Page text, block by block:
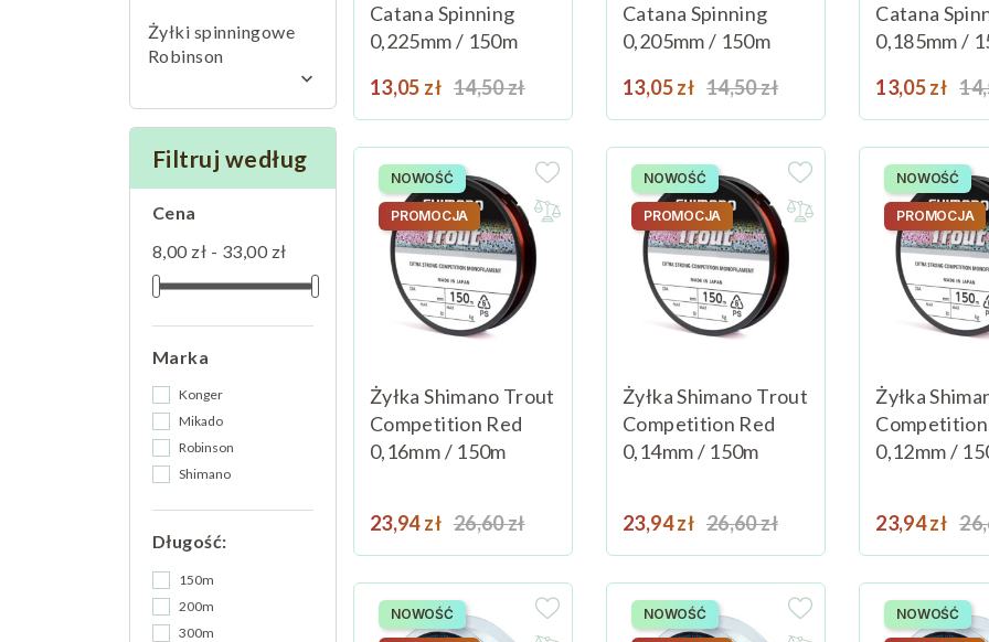
Żyłki spinningowe
Robinson
keyboard_arrow_down
Filtruj według
Cena
8,00 zł - 33,00 zł
Marka
Konger
Mikado
Robinson
Shimano
Długość:
150m
200m
300m
Catana Spinning
0,225mm / 150m
Cena
13,05 zł Cena podstawowa
14,50 zł
Catana Spinning
0,205mm / 150m
Cena
13,05 zł Cena podstawowa
14,50 zł
Catana
0,185mm /
Cena
13,05 zł
Żyłka Shimano Trout
Competition Red
0,16mm / 150m
Cena
23,94 zł Cena podstawowa
26,60 zł
NOWOŚĆ
PROMOCJA
Żyłka Shimano Trout
Competition Red
0,14mm / 150m
Cena
23,94 zł Cena podstawowa
26,60 zł
NOWOŚĆ
PROMOCJA
Żyłka
Competition
0,12mm /
Cena
23,94 zł
NOWOŚĆ
PROMOCJA
NOWOŚĆ NOWOŚĆ NOWOŚĆ